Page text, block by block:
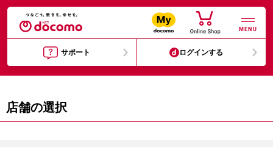
MENU
サポート ログインする
店舗の選択